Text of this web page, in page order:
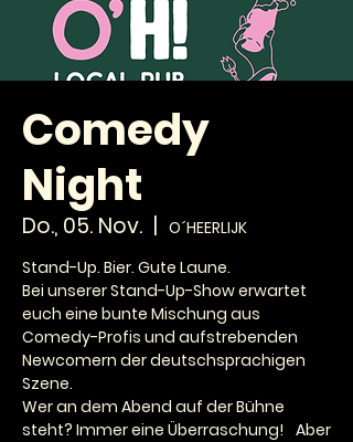
Comedy
Night
Do., 05. Nov.
O´HEERLIJK
Stand-Up. Bier. Gute Laune.
Bei unserer Stand-Up-Show erwartet
euch eine bunte Mischung aus
Comedy-Profis und aufstrebenden
Newcomern der deutschsprachigen
Szene.
Wer an dem Abend auf der Bühne
steht? Immer eine Überraschung! Aber